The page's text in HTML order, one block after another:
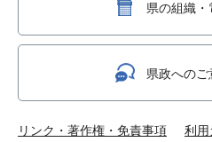
県の組織
県政への
リンク・著作権・免責事項 利用